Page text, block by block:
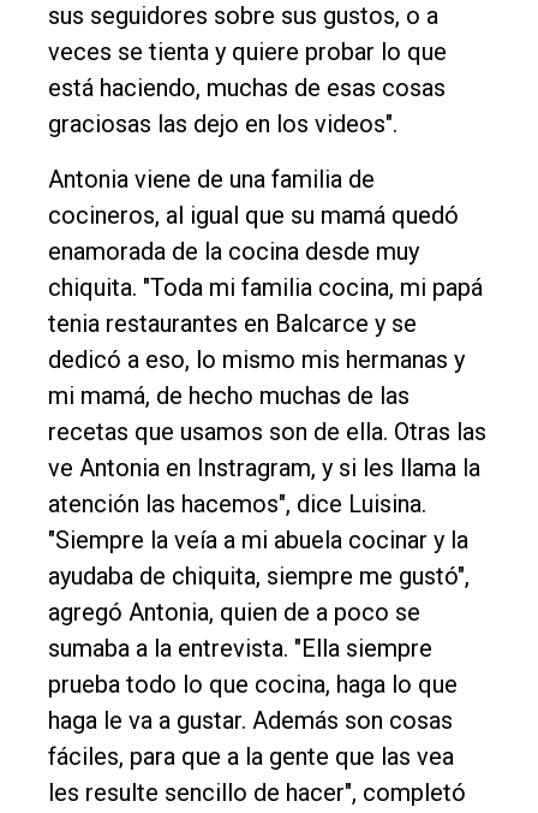
sus seguidores sobre sus gustos, o a
veces se tienta y quiere probar lo que
está haciendo, muchas de esas cosas
graciosas las dejo en los videos".
Antonia viene de una familia de
cocineros, al igual que su mamá quedó
enamorada de la cocina desde muy
chiquita. "Toda mi familia cocina, mi papá
tenia restaurantes en Balcarce y se
dedicó a eso, lo mismo mis hermanas y
mi mamá, de hecho muchas de las
recetas que usamos son de ella. Otras las
ve Antonia en Instragram, y si les llama la
atención las hacemos", dice Luisina.
"Siempre la veía a mi abuela cocinar y la
ayudaba de chiquita, siempre me gustó",
agregó Antonia, quien de a poco se
sumaba a la entrevista. "Ella siempre
prueba todo lo que cocina, haga lo que
haga le va a gustar. Además son cosas
fáciles, para que a la gente que las vea
les resulte sencillo de hacer", completó